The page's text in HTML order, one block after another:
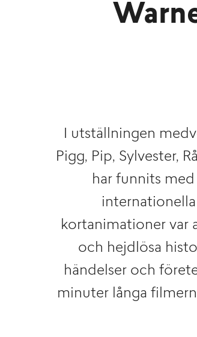
I utställningen
Pigg, Pip, Sylvester,
har funnits
kortanimationer var
och hejdlösa
händelser och
minuter långa